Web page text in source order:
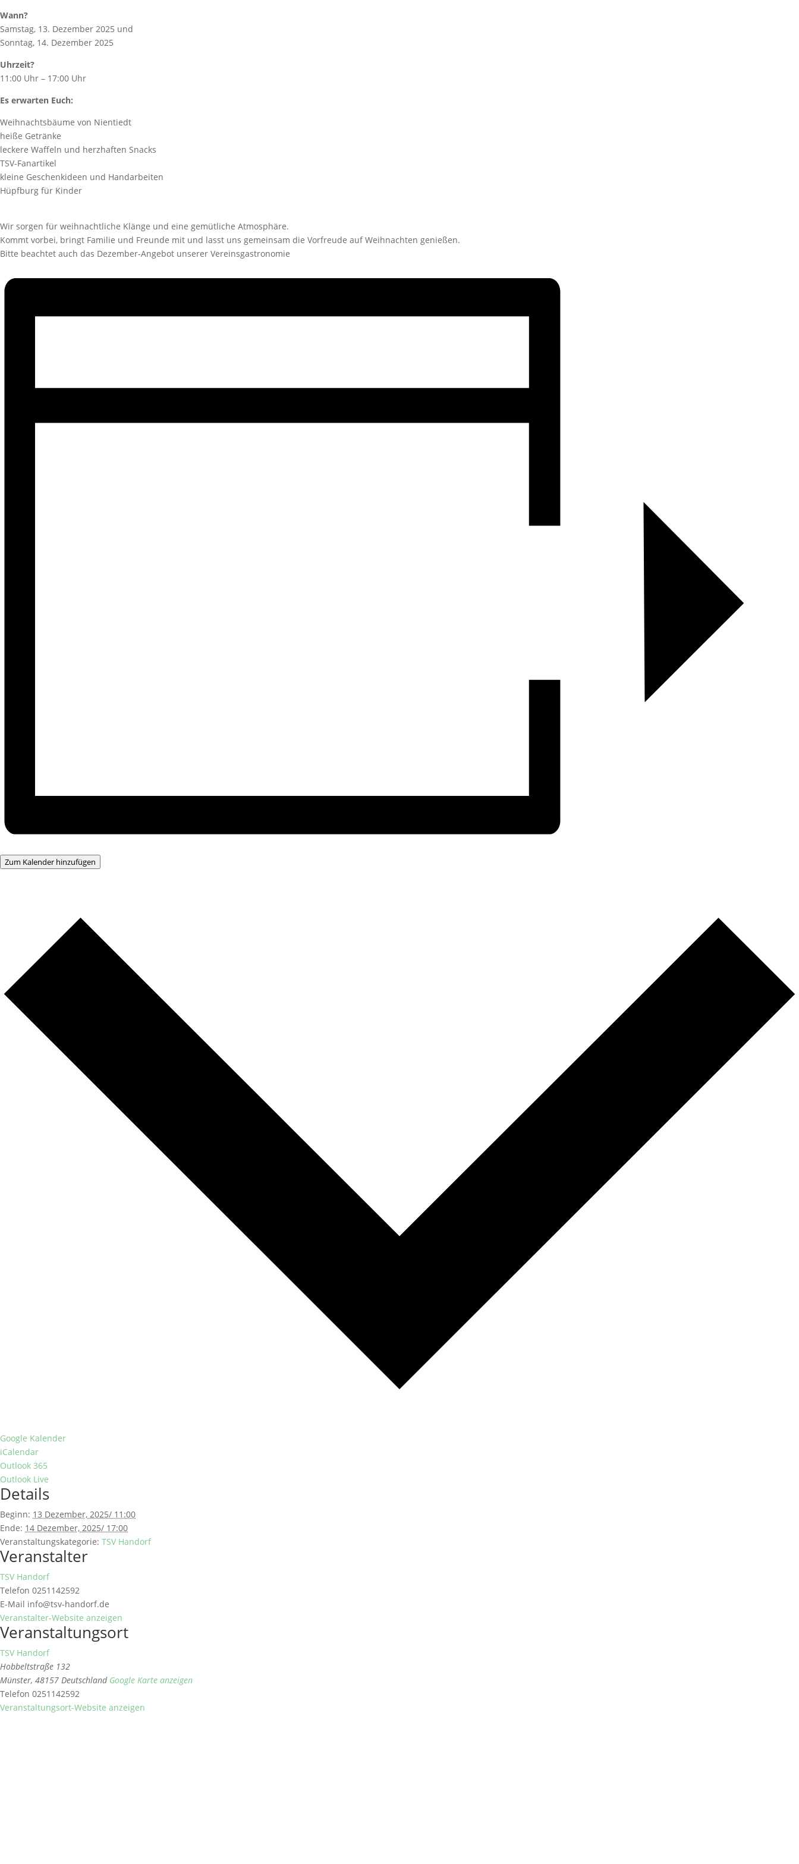
Wann?
Samstag, 13. Dezember 2025 und
Sonntag, 14. Dezember 2025
Uhrzeit?
11:00 Uhr – 17:00 Uhr
Es erwarten Euch:
Weihnachtsbäume von Nientiedt
heiße Getränke
leckere Waffeln und herzhaften Snacks
TSV-Fanartikel
kleine Geschenkideen und Handarbeiten
Hüpfburg für Kinder
Wir sorgen für weihnachtliche Klänge und eine gemütliche Atmosphäre.
Kommt vorbei, bringt Familie und Freunde mit und lasst uns gemeinsam die Vorfreude auf Weihnachten genießen.
Bitte beachtet auch das Dezember-Angebot unserer Vereinsgastronomie
Zum Kalender hinzufügen
Google Kalender
iCalendar
Outlook 365
Outlook Live
Details
Beginn: 13 Dezember, 2025/ 11:00
Ende: 14 Dezember, 2025/ 17:00
Veranstaltungskategorie: TSV Handorf
Veranstalter
TSV Handorf
Telefon 0251142592
E-Mail info@tsv-handorf.de
Veranstalter-Website anzeigen
Veranstaltungsort
TSV Handorf
Hobbeltstraße 132
Münster, 48157 Deutschland Google Karte anzeigen
Telefon 0251142592
Veranstaltungsort-Website anzeigen